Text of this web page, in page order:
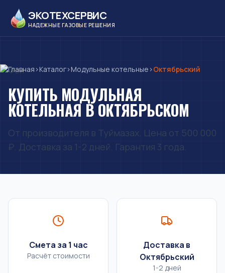
ЭКОТЕХСЕРВИС
НАДЕЖНЫЕ ГАЗОВЫЕ РЕШЕНИЯ
Главная ›Каталог›Модульные котельные ›Октябрьский
КУПИТЬ МОДУЛЬНАЯ
КОТЕЛЬНАЯ В ОКТЯБРЬСКОМ
От производителя в Туймазах. Цена от 500 000
₽. Доставка за 1-2 дней. Гарантия 3 года.
Смета за 1 час
Расчёт стоимости
Доставка в
Октябрьский
1-2 дней